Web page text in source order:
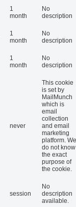
1
month
No
description
1
month
No
description
1
month
No
description
never
This cookie
is set by
MailMunch
which is
email
collection
and email
marketing
platform. We
do not know
the exact
purpose of
the cookie.
session
No
description
available.